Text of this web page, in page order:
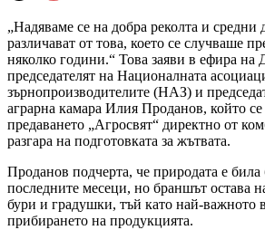
„Надяваме се на добра реколта и средни
различават от това, което се случваше
няколко години.“ Това заяви в ефира на
председателят на Националната
зърнопроизводителите (НАЗ) и
аграрна камара Илия Проданов, който
предаването „Агросвят“ директно от
разгара на подготовката за жътвата.
Проданов подчерта, че природата е била
последните месеци, но браншът остава
бури и градушки, тъй като най-важното
прибирането на продукцията.